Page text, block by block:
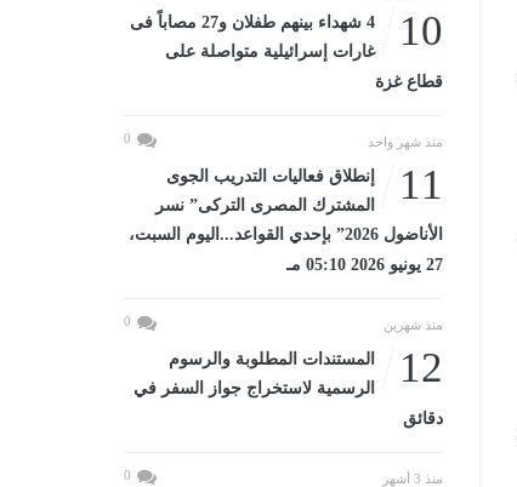
10
4 شهداء بينهم طفلان و27 مصاباً فى
غارات إسرائيلية متواصلة على
قطاع غزة
منذ شهر واحد 0
11
إنطلاق فعاليات التدريب الجوى
المشترك المصرى التركى” نسر
الأناضول 2026” بإحدي القواعد...اليوم السبت،
27 يونيو 2026 05:10 مـ
منذ شهرين 0
12
المستندات المطلوبة والرسوم
الرسمية لاستخراج جواز السفر في
دقائق
منذ 3 أشهر 0